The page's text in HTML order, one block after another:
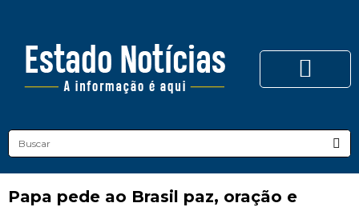
Papa pede ao Brasil paz, oração e